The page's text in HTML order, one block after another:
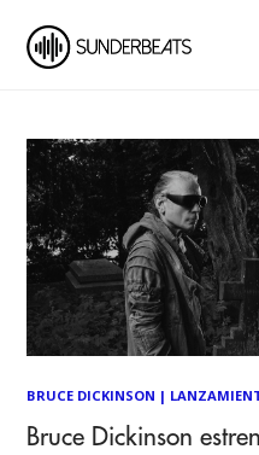
BRUCE DICKINSON |
Bruce Dickinson